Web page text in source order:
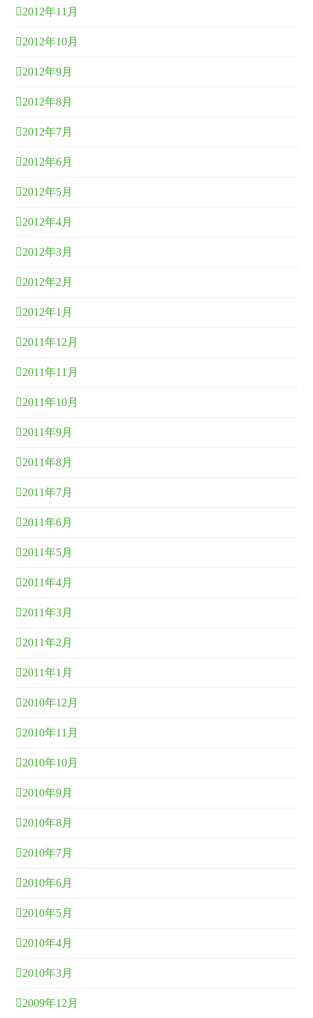
2012年11月
2012年10月
2012年9月
2012年8月
2012年7月
2012年6月
2012年5月
2012年4月
2012年3月
2012年2月
2012年1月
2011年12月
2011年11月
2011年10月
2011年9月
2011年8月
2011年7月
2011年6月
2011年5月
2011年4月
2011年3月
2011年2月
2011年1月
2010年12月
2010年11月
2010年10月
2010年9月
2010年8月
2010年7月
2010年6月
2010年5月
2010年4月
2010年3月
2009年12月